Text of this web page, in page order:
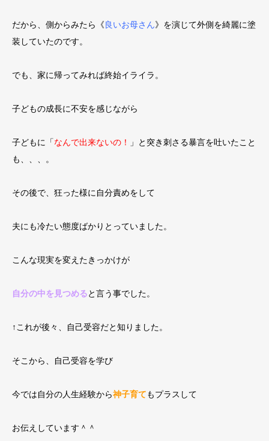
だから、側からみたら《良いお母さん》を演じて外側を綺麗に塗
装していたのです。
でも、家に帰ってみれば終始イライラ。
子どもの成長に不安を感じながら
子どもに「なんで出来ないの！
」と突き刺さる暴言を吐いたこと
も、、、。
その後で、狂った様に自分責めをして
夫にも冷たい態度ばかりとっていました。
こんな現実を変えたきっかけが
自分の中を見つめると言う事でした。
↑これが後々、自己受容だと知りました。
そこから、自己受容を学び
今では自分の人生経験から神子育てもプラスして
お伝えしています＾＾